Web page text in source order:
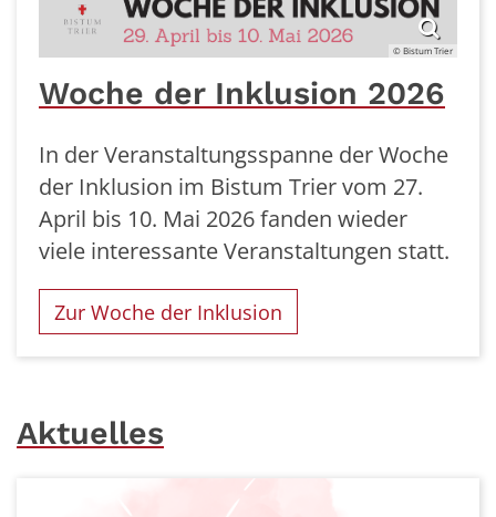
© Bistum Trier
Woche der Inklusion 2026
In der Veranstaltungsspanne der Woche
der Inklusion im Bistum Trier vom 27.
April bis 10. Mai 2026 fanden wieder
viele interessante Veranstaltungen statt.
Zur Woche der Inklusion
Aktuelles